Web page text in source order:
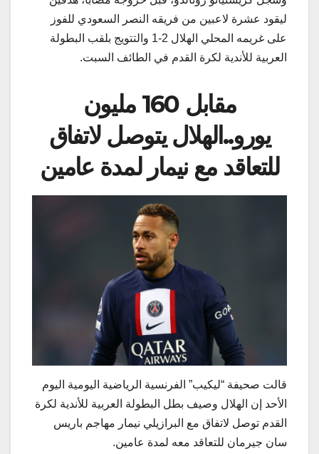
ليقود عشرة لاعبين من فريقه النصر السعودي للفوز
على غريمه المحلي الهلال 2-1 والتتويج بلقب البطولة
العربية للأندية لكرة القدم في الطائف السبت.
مقابل 160 مليون
يورو..الهلال يتوصل لاتفاق
للتعاقد مع نيمار لمدة عامين
قالت صحيفة “ليكيب” الفرنسية الرياضية اليومية اليوم
الأحد إن الهلال وصيف بطل البطولة العربية للأندية لكرة
القدم توصل لاتفاق مع البرازيلي نيمار مهاجم باريس
سان جيرمان للتعاقد معه لمدة عامين.